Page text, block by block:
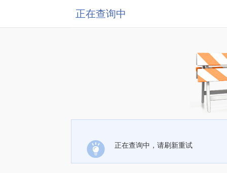
正在查询中
正在查询中，请刷新重试